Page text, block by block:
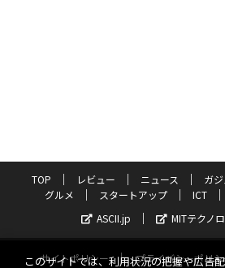
TOP レビュー ニュース ガ
グルメ
スタートアップ ICT
ASCII.jp
MITテクノ
サイトポリシー プライバシーポリ
このサイトでは、利用状況の把握や広告配